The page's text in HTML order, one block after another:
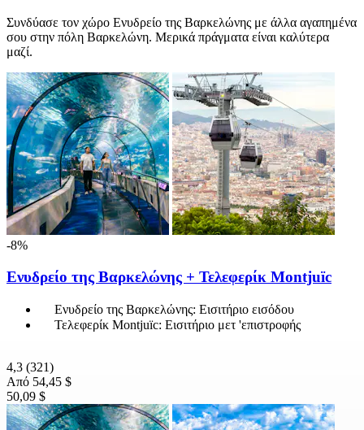
Συνδύασε τον χώρο Ενυδρείο της Βαρκελώνης με άλλα αγαπημένα
σου στην πόλη Βαρκελώνη. Μερικά πράγματα είναι καλύτερα
μαζί.
-8%
Ενυδρείο της Βαρκελώνης + Τελεφερίκ Montjuïc
Ενυδρείο της Βαρκελώνης: Εισιτήριο εισόδου
Τελεφερίκ Montjuïc: Εισιτήριο μετ 'επιστροφής
4,3 (321)
Από 54,45 $
50,09 $